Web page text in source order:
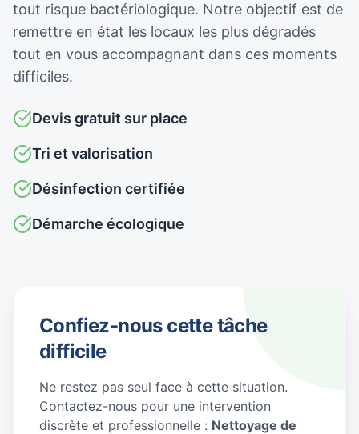
tout risque bactériologique. Notre objectif est de
remettre en état les locaux les plus dégradés
tout en vous accompagnant dans ces moments
difficiles.
Devis gratuit sur place
Tri et valorisation
Désinfection certifiée
Démarche écologique
Confiez-nous cette tâche
difficile
Ne restez pas seul face à cette situation.
Contactez-nous pour une intervention
discrète et professionnelle : Nettoyage de